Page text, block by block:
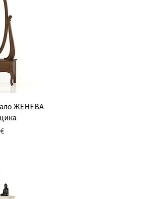
ЖЕНЕВА